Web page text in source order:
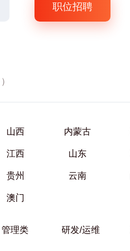
职位招聘
山西 内蒙古
江西 山东
贵州 云南
澳门
管理类 研发/运维